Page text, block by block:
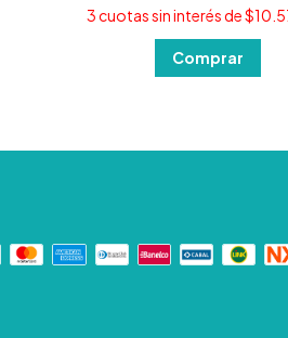
3cuotas sin interés de